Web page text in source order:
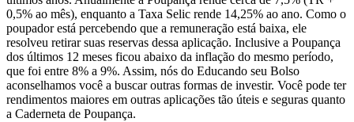
0,5% ao mês), enquanto a Taxa Selic rende 14,25% ao ano. Como o
poupador está percebendo que a remuneração está baixa, ele
resolveu retirar suas reservas dessa aplicação. Inclusive a Poupança
dos últimos 12 meses ficou abaixo da inflação do mesmo período,
que foi entre 8% a 9%. Assim, nós do Educando seu Bolso
aconselhamos você a buscar outras formas de investir. Você pode ter
rendimentos maiores em outras aplicações tão úteis e seguras quanto
a Caderneta de Poupança.